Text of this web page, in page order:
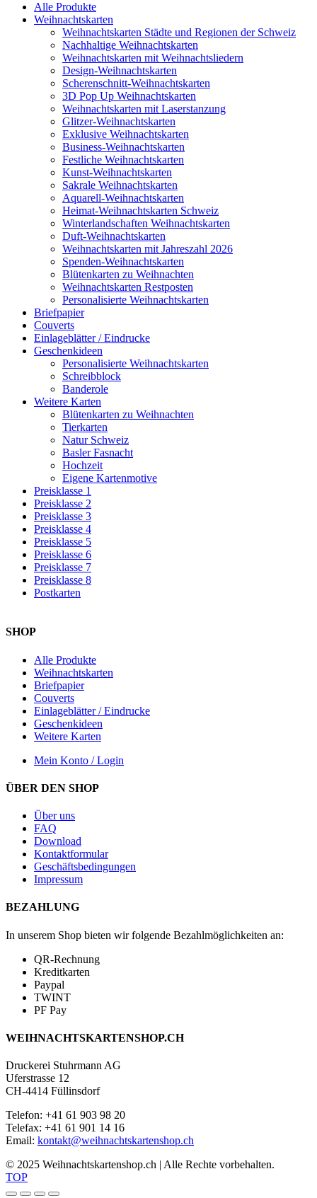
Alle Produkte
Weihnachtskarten
Weihnachtskarten Städte und Regionen der Schweiz
Nachhaltige Weihnachtskarten
Weihnachtskarten mit Weihnachtsliedern
Design-Weihnachtskarten
Scherenschnitt-Weihnachtskarten
3D Pop Up Weihnachtskarten
Weihnachtskarten mit Laserstanzung
Glitzer-Weihnachtskarten
Exklusive Weihnachtskarten
Business-Weihnachtskarten
Festliche Weihnachtskarten
Kunst-Weihnachtskarten
Sakrale Weihnachtskarten
Aquarell-Weihnachtskarten
Heimat-Weihnachtskarten Schweiz
Winterlandschaften Weihnachtskarten
Duft-Weihnachtskarten
Weihnachtskarten mit Jahreszahl 2026
Spenden-Weihnachtskarten
Blütenkarten zu Weihnachten
Weihnachtskarten Restposten
Personalisierte Weihnachtskarten
Briefpapier
Couverts
Einlageblätter / Eindrucke
Geschenkideen
Personalisierte Weihnachtskarten
Schreibblock
Banderole
Weitere Karten
Blütenkarten zu Weihnachten
Tierkarten
Natur Schweiz
Basler Fasnacht
Hochzeit
Eigene Kartenmotive
Preisklasse 1
Preisklasse 2
Preisklasse 3
Preisklasse 4
Preisklasse 5
Preisklasse 6
Preisklasse 7
Preisklasse 8
Postkarten
SHOP
Alle Produkte
Weihnachtskarten
Briefpapier
Couverts
Einlageblätter / Eindrucke
Geschenkideen
Weitere Karten
Mein Konto / Login
ÜBER DEN SHOP
Über uns
FAQ
Download
Kontaktformular
Geschäftsbedingungen
Impressum
BEZAHLUNG
In unserem Shop bieten wir folgende Bezahlmöglichkeiten an:
QR-Rechnung
Kreditkarten
Paypal
TWINT
PF Pay
WEIHNACHTSKARTENSHOP.CH
Druckerei Stuhrmann AG
Uferstrasse 12
CH-4414 Füllinsdorf
Telefon: +41 61 903 98 20
Telefax: +41 61 901 14 16
Email: kontakt@weihnachtskartenshop.ch
© 2025 Weihnachtskartenshop.ch | Alle Rechte vorbehalten.
TOP